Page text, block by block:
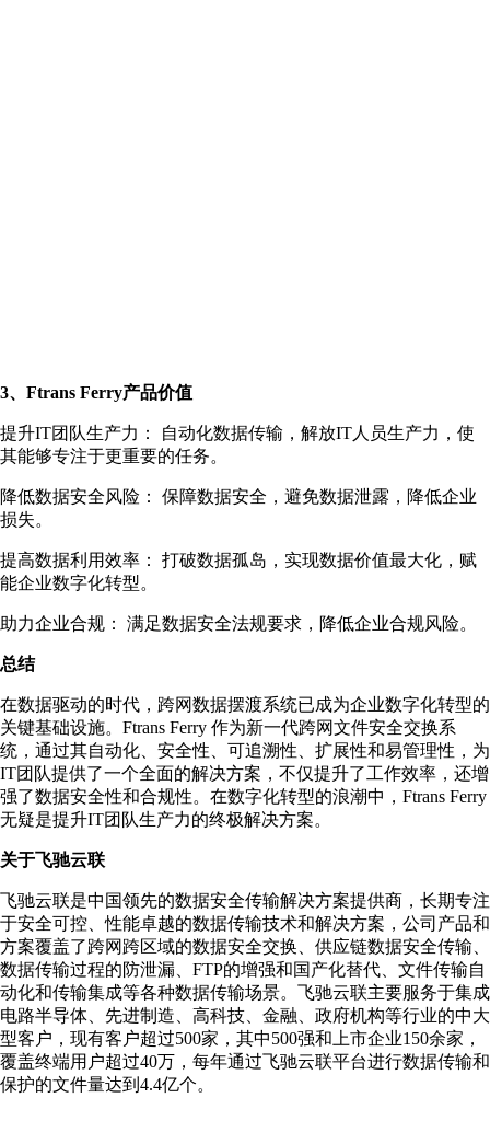
3、Ftrans Ferry产品价值
提升IT团队生产力： 自动化数据传输，解放IT人员生产力，使
其能够专注于更重要的任务。
降低数据安全风险： 保障数据安全，避免数据泄露，降低企业
损失。
提高数据利用效率： 打破数据孤岛，实现数据价值最大化，赋
能企业数字化转型。
助力企业合规： 满足数据安全法规要求，降低企业合规风险。
总结
在数据驱动的时代，跨网数据摆渡系统已成为企业数字化转型的
关键基础设施。Ftrans Ferry 作为新一代跨网文件安全交换系
统，通过其自动化、安全性、可追溯性、扩展性和易管理性，为
IT团队提供了一个全面的解决方案，不仅提升了工作效率，还增
强了数据安全性和合规性。在数字化转型的浪潮中，Ftrans Ferry
无疑是提升IT团队生产力的终极解决方案。
关于飞驰云联
飞驰云联是中国领先的数据安全传输解决方案提供商，长期专注
于安全可控、性能卓越的数据传输技术和解决方案，公司产品和
方案覆盖了跨网跨区域的数据安全交换、供应链数据安全传输、
数据传输过程的防泄漏、FTP的增强和国产化替代、文件传输自
动化和传输集成等各种数据传输场景。飞驰云联主要服务于集成
电路半导体、先进制造、高科技、金融、政府机构等行业的中大
型客户，现有客户超过500家，其中500强和上市企业150余家，
覆盖终端用户超过40万，每年通过飞驰云联平台进行数据传输和
保护的文件量达到4.4亿个。